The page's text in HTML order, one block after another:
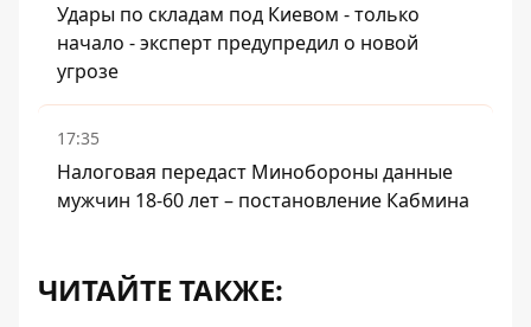
Удары по складам под Киевом - только
начало - эксперт предупредил о новой
угрозе
17:35
Налоговая передаст Минобороны данные
мужчин 18-60 лет – постановление Кабмина
ЧИТАЙТЕ ТАКЖЕ: